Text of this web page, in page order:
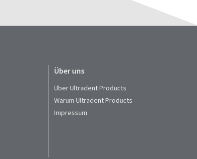
Über uns
Über Ultradent Products
Warum Ultradent Products
Impressum